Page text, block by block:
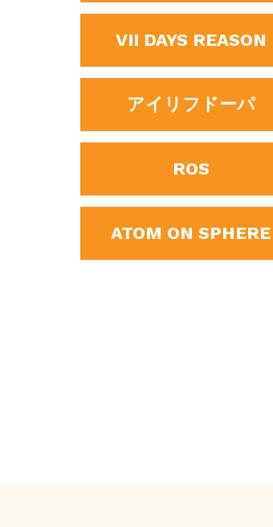
VII DAYS REASON
アイリフドーパ
ROS
ATOM ON SPHERE